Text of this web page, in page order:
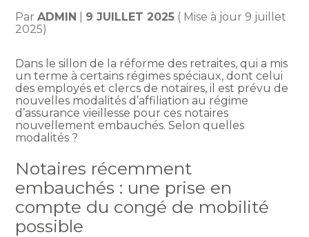
ParADMIN 9 JUILLET 2025 ( Mise à jour 9 juillet
2025)
Dans le sillon de la réforme des retraites, qui a mis
un terme à certains régimes spéciaux, dont celui
des employés et clercs de notaires, il est prévu de
nouvelles modalités d’affiliation au régime
d’assurance vieillesse pour ces notaires
nouvellement embauchés. Selon quelles
modalités ?
Notaires récemment
embauchés : une prise en
compte du congé de mobilité
possible